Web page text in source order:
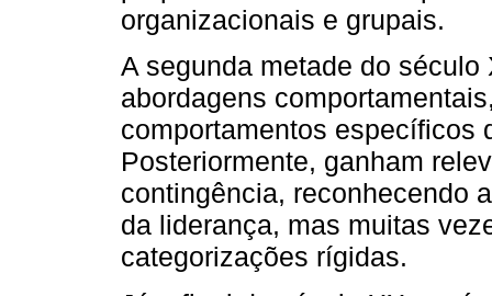
organizacionais e grupais.
A segunda metade do
abordagens
comportamentos específicos
Posteriormente, ganham
contingência, reconhecendo
da liderança, mas muitas
categorizações rígidas.